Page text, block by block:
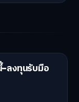
-ลงทุนรับมือ